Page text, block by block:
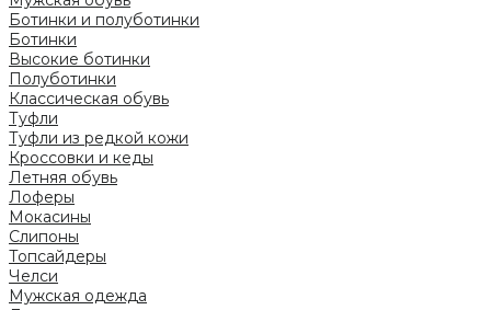
Ботинки и полуботинки
Ботинки
Высокие ботинки
Полуботинки
Классическая обувь
Туфли
Туфли из редкой кожи
Кроссовки и кеды
Летняя обувь
Лоферы
Мокасины
Слипоны
Топсайдеры
Челси
Мужская одежда